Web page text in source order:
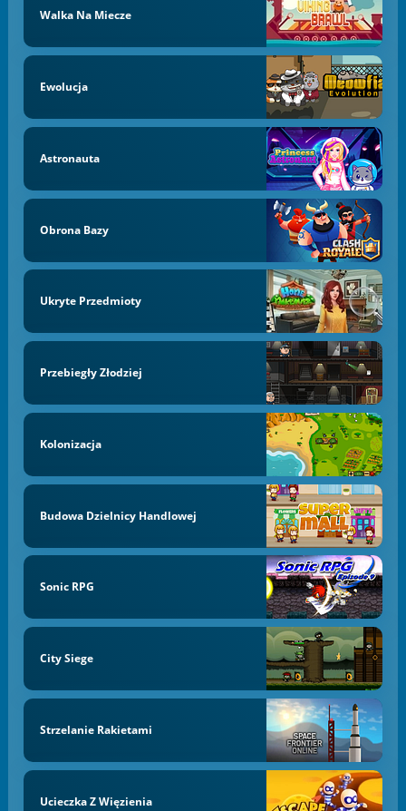
Walka Na Miecze
Ewolucja
Astronauta
Obrona Bazy
Ukryte Przedmioty
Przebiegły Złodziej
Kolonizacja
Budowa Dzielnicy Handlowej
Sonic RPG
City Siege
Strzelanie Rakietami
Ucieczka Z Więzienia